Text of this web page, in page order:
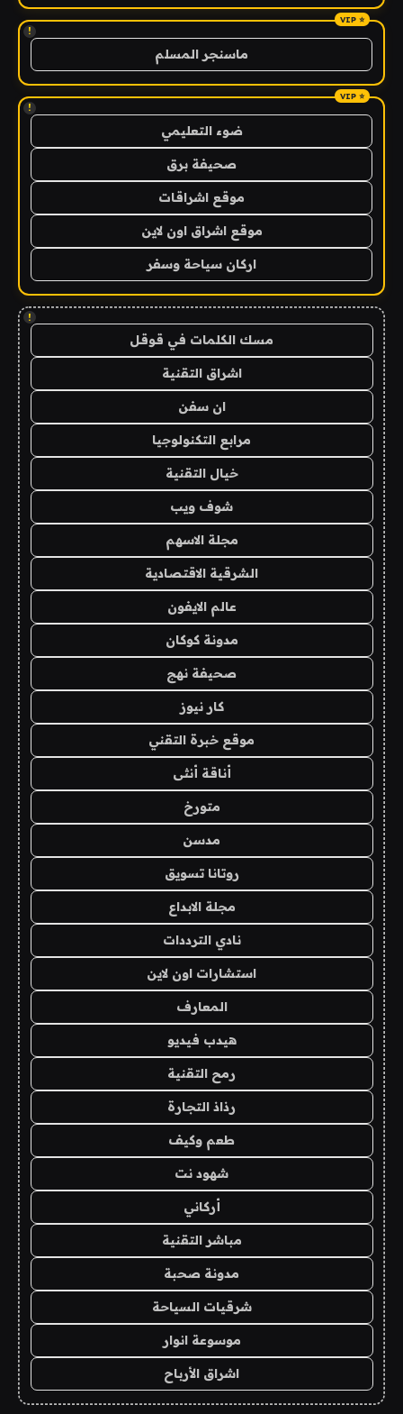
!
ماسنجر المسلم
!
ضوء التعليمي
صحيفة برق
موقع اشراقات
موقع اشراق اون لاين
اركان سياحة وسفر
!
مسك الكلمات في قوقل
اشراق التقنية
ان سفن
مرابع التكنولوجيا
خيال التقنية
شوف ويب
مجلة الاسهم
الشرقية الاقتصادية
عالم الايفون
مدونة كوكان
صحيفة نهج
كار نيوز
موقع خبرة التقني
أناقة أنثى
متورخ
مدسن
روتانا تسويق
مجلة الابداع
نادي الترددات
استشارات اون لاين
المعارف
هيدب فيديو
رمح التقنية
رذاذ التجارة
طعم وكيف
شهود نت
أركاني
مباشر التقنية
مدونة صحبة
شرقيات السياحة
موسوعة انوار
اشراق الأرباح